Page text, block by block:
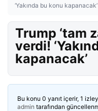
‘Yakında bu konu kapanacak’
Trump ‘tam
verdi!
kapanacak’
Bu konu 0 yanıt içerir, 1
admin tarafından